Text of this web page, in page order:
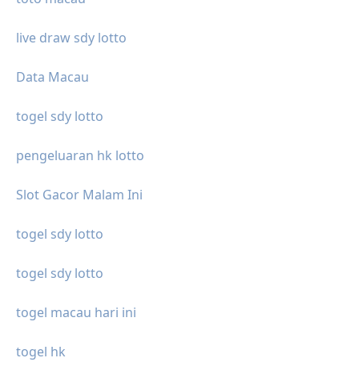
live draw sdy lotto
Data Macau
togel sdy lotto
pengeluaran hk lotto
Slot Gacor Malam Ini
togel sdy lotto
togel sdy lotto
togel macau hari ini
togel hk